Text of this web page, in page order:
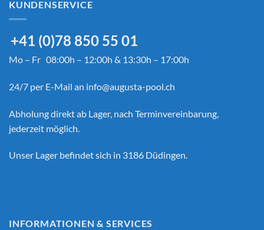
KUNDENSERVICE
+41 (0)78 850 55 01
Mo – Fr 08:00h – 12:00h & 13:30h – 17:00h
24/7 per E-Mail an info@augusta-pool.ch
Abholung direkt ab Lager, nach Terminvereinbarung,
jederzeit möglich.
Unser Lager befindet sich in 3186 Düdingen.
INFORMATIONEN & SERVICES